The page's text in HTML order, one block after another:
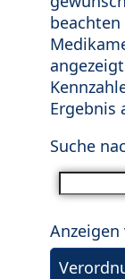
Ergebnis
Suche
Anzeigen